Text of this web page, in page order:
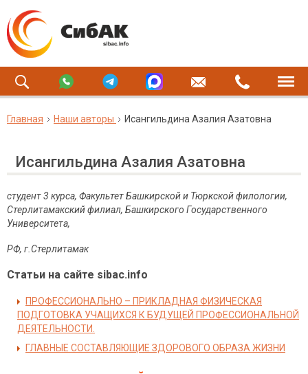
Главная Наши авторы Исангильдина Азалия Азатовна
Исангильдина Азалия Азатовна
студент 3 курса, Факультет Башкирской и Тюркской филологии,
Стерлитамакский филиал, Башкирского Государственного
Университета,
РФ, г.Стерлитамак
Статьи на сайте sibac.info
ПРОФЕССИОНАЛЬНО – ПРИКЛАДНАЯ ФИЗИЧЕСКАЯ
ПОДГОТОВКА УЧАЩИХСЯ К БУДУЩЕЙ ПРОФЕССИОНАЛЬНОЙ
ДЕЯТЕЛЬНОСТИ.
ГЛАВНЫЕ СОСТАВЛЯЮЩИЕ ЗДОРОВОГО ОБРАЗА ЖИЗНИ